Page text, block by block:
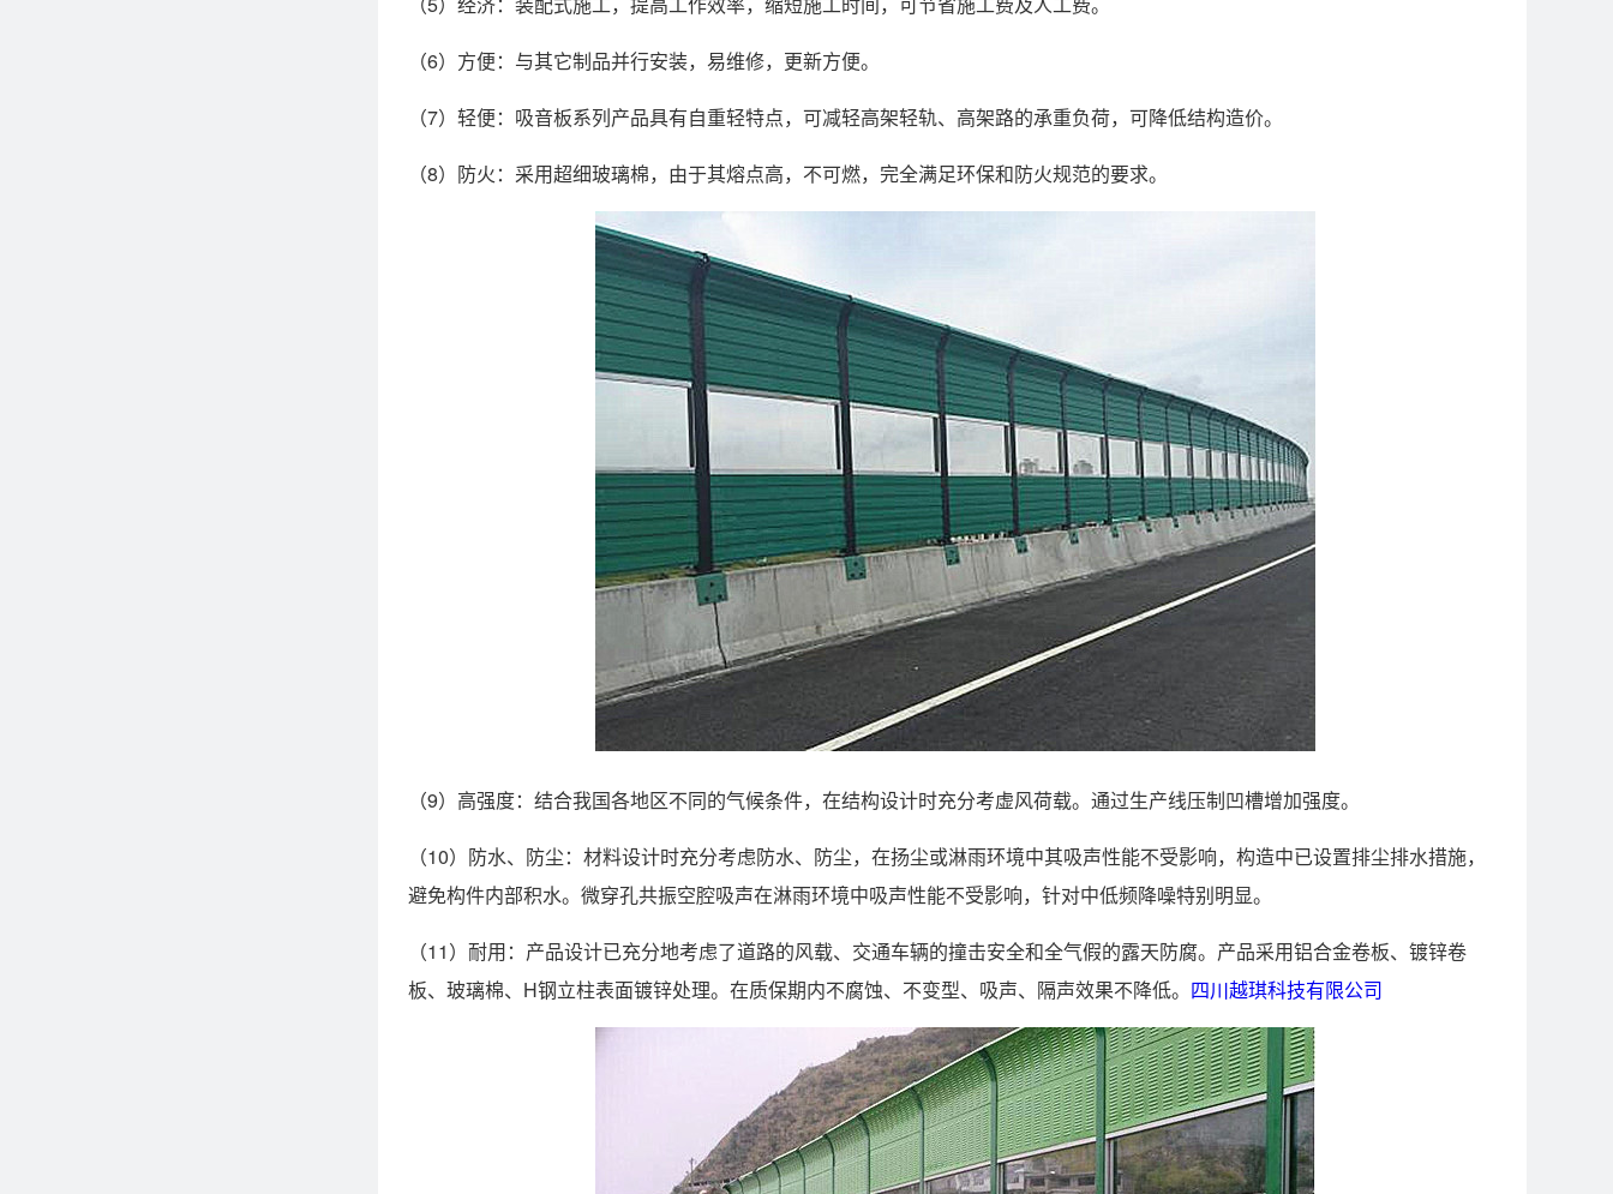
（6）方便：与其它制品并行安装，易维修，更新方便。
（7）轻便：吸音板系列产品具有自重轻特点，可减轻高架轻轨、高架路的承重负荷，可降低结构造价。
（8）防火：采用超细玻璃棉，由于其熔点高，不可燃，完全满足环保和防火规范的要求。
（9）高强度：结合我国各地区不同的气候条件，在结构设计时充分考虚风荷载。通过生产线压制凹槽增加强度。
（10）防水、防尘：材料设计时充分考虑防水、防尘，在扬尘或淋雨环境中其吸声性能不受影响，构造中已设置排尘排水措施，
避免构件内部积水。微穿孔共振空腔吸声在淋雨环境中吸声性能不受影响，针对中低频降噪特别明显。
（11）耐用：产品设计已充分地考虑了道路的风载、交通车辆的撞击安全和全气假的露天防腐。产品采用铝合金卷板、镀锌卷
板、玻璃棉、H钢立柱表面镀锌处理。在质保期内不腐蚀、不变型、吸声、隔声效果不降低。 四川越琪科技有限公司